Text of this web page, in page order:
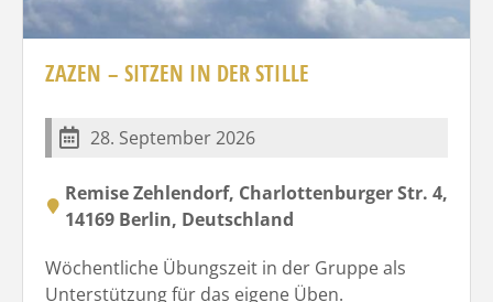
ZAZEN – SITZEN IN DER STILLE
28. September 2026
Remise Zehlendorf, Charlottenburger Str. 4,
14169 Berlin, Deutschland
Wöchentliche Übungszeit in der Gruppe als
Unterstützung für das eigene Üben.